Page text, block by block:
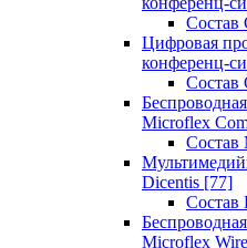
Состав
Цифровая
конференц-
Состав
Microflex
Состав
Dicentis [77]
Состав
Microflex